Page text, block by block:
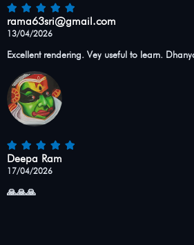
rama63sri@gmail.com
13/04/2026
Excellent rendering. Vey useful to learn.
Deepa Ram
17/04/2026
🙏🙏🙏